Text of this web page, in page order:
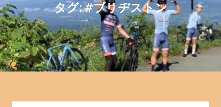
タグ:#ブリヂストン